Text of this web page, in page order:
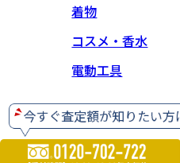
着物
コスメ・香水
電動工具
ホビー・ゲーム
楽器